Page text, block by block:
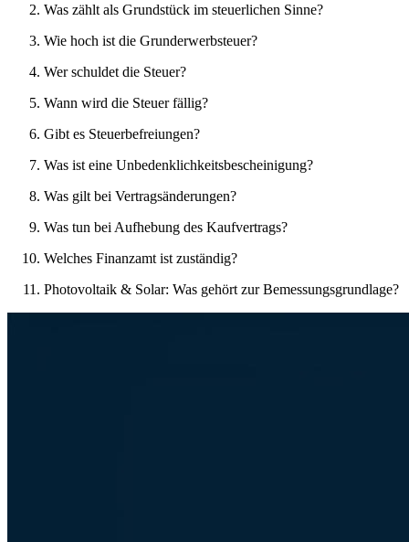
Was zählt als Grundstück im steuerlichen Sinne?
Wie hoch ist die Grunderwerbsteuer?
Wer schuldet die Steuer?
Wann wird die Steuer fällig?
Gibt es Steuerbefreiungen?
Was ist eine Unbedenklichkeitsbescheinigung?
Was gilt bei Vertragsänderungen?
Was tun bei Aufhebung des Kaufvertrags?
Welches Finanzamt ist zuständig?
Photovoltaik & Solar: Was gehört zur Bemessungsgrundlage?